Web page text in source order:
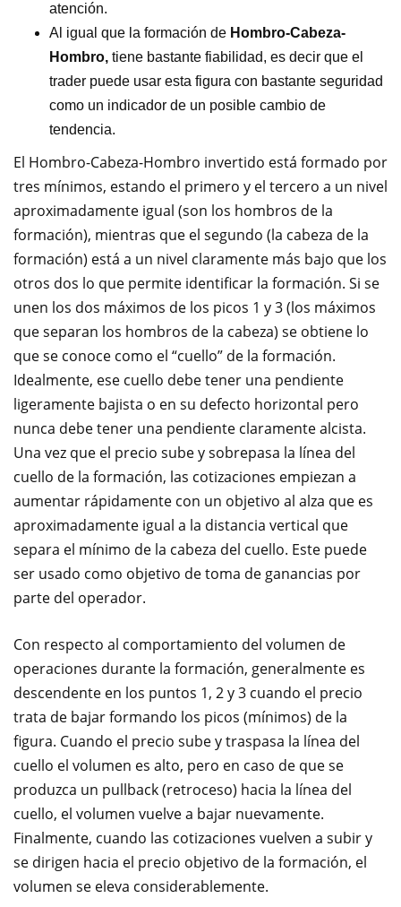
atención.
Al igual que la formación de Hombro-Cabeza-
Hombro, tiene bastante fiabilidad, es decir que el
trader puede usar esta figura con bastante seguridad
como un indicador de un posible cambio de
tendencia.
El Hombro-Cabeza-Hombro invertido está formado por
tres mínimos, estando el primero y el tercero a un nivel
aproximadamente igual (son los hombros de la
formación), mientras que el segundo (la cabeza de la
formación) está a un nivel claramente más bajo que los
otros dos lo que permite identificar la formación. Si se
unen los dos máximos de los picos 1 y 3 (los máximos
que separan los hombros de la cabeza) se obtiene lo
que se conoce como el “cuello” de la formación.
Idealmente, ese cuello debe tener una pendiente
ligeramente bajista o en su defecto horizontal pero
nunca debe tener una pendiente claramente alcista.
Una vez que el precio sube y sobrepasa la línea del
cuello de la formación, las cotizaciones empiezan a
aumentar rápidamente con un objetivo al alza que es
aproximadamente igual a la distancia vertical que
separa el mínimo de la cabeza del cuello. Este puede
ser usado como objetivo de toma de ganancias por
parte del operador.
Con respecto al comportamiento del volumen de
operaciones durante la formación, generalmente es
descendente en los puntos 1, 2 y 3 cuando el precio
trata de bajar formando los picos (mínimos) de la
figura. Cuando el precio sube y traspasa la línea del
cuello el volumen es alto, pero en caso de que se
produzca un pullback (retroceso) hacia la línea del
cuello, el volumen vuelve a bajar nuevamente.
Finalmente, cuando las cotizaciones vuelven a subir y
se dirigen hacia el precio objetivo de la formación, el
volumen se eleva considerablemente.